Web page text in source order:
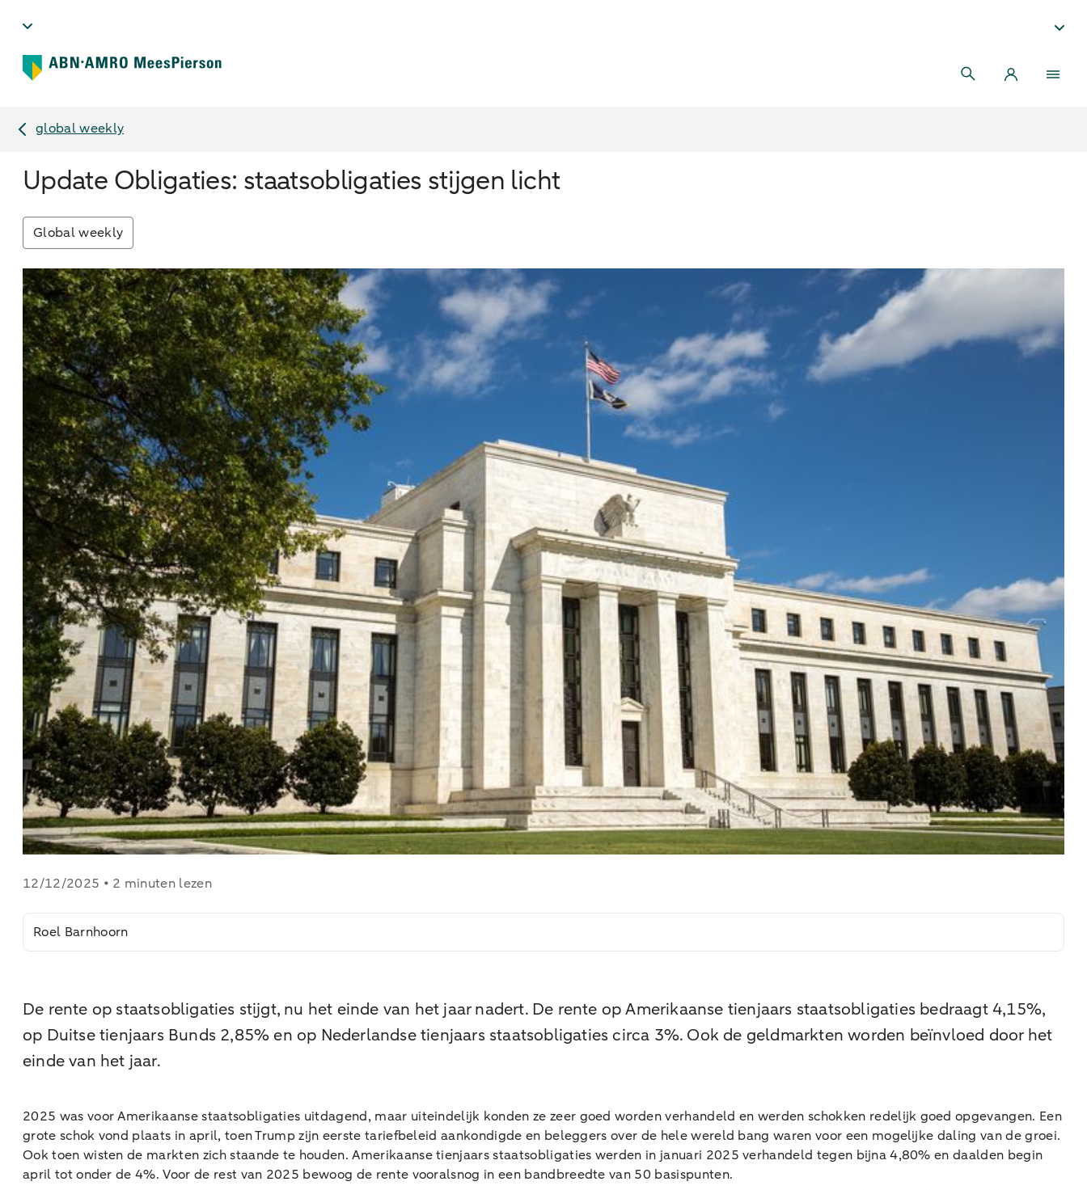
global weekly
Update Obligaties: staatsobligaties stijgen licht
Global weekly
12/12/2025 • 2 minuten lezen
Roel Barnhoorn
De rente op staatsobligaties stijgt, nu het einde van het jaar nadert. De rente op Amerikaanse tienjaars staatsobligaties bedraagt 4,15%,
op Duitse tienjaars Bunds 2,85% en op Nederlandse tienjaars staatsobligaties circa 3%. Ook de geldmarkten worden beïnvloed door het
einde van het jaar.
2025 was voor Amerikaanse staatsobligaties uitdagend, maar uiteindelijk konden ze zeer goed worden verhandeld en werden schokken redelijk goed opgevangen. Een
grote schok vond plaats in april, toen Trump zijn eerste tariefbeleid aankondigde en beleggers over de hele wereld bang waren voor een mogelijke daling van de groei.
Ook toen wisten de markten zich staande te houden. Amerikaanse tienjaars staatsobligaties werden in januari 2025 verhandeld tegen bijna 4,80% en daalden begin
april tot onder de 4%. Voor de rest van 2025 bewoog de rente vooralsnog in een bandbreedte van 50 basispunten.